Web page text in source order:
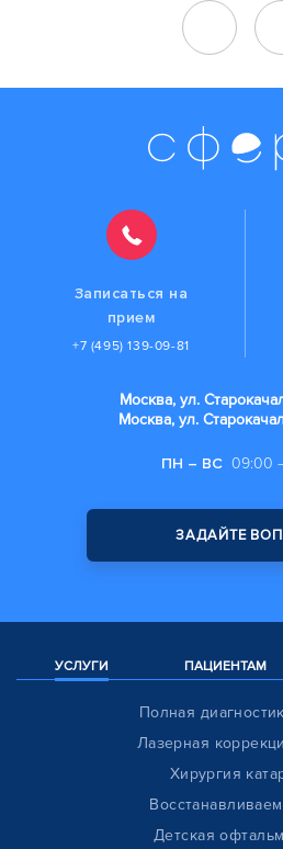
Записаться на
прием
+7 (495) 139-09-81
Москва, ул.
Москва, ул.
ПН – ВС 09:00
ЗАДАЙТЕ
УСЛУГИ ПАЦИЕНТАМ
Полная
Лазерная
Хирургия
Детская